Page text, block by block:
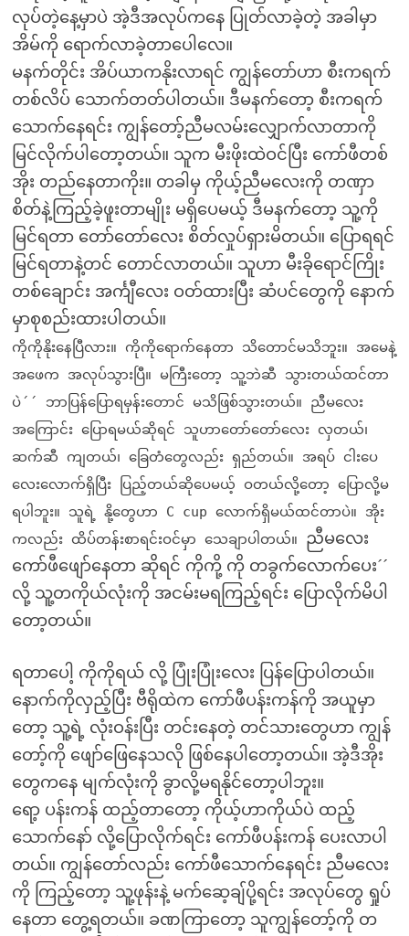
လုပ်တဲ့နေ့မှာပဲ အဲ့ဒီအလုပ်ကနေ ပြုတ်လာခဲ့တဲ့ အခါမှာ
အိမ်ကို ရောက်လာခဲ့တာပေါလေ။
မနက်တိုင်း အိပ်ယာကနိုးလာရင် ကျွန်တော်ဟာ စီးကရက်
တစ်လိပ် သောက်တတ်ပါတယ်။ ဒီမနက်တော့ စီးကရက်
သောက်နေရင်း ကျွန်တော့်ညီမလမ်းလျှောက်လာတာကို
မြင်လိုက်ပါတော့တယ်။ သူက မီးဖိုးထဲဝင်ပြီး ကော်ဖီတစ်
အိုး တည်နေတာကိုး။ တခါမှ ကိုယ့်ညီမလေးကို တဏှာ
စိတ်နဲ့ကြည့်ခဲ့ဖူးတာမျိုး မရှိပေမယ့် ဒီမနက်တော့ သူ့ကို
မြင်ရတာ တော်တော်လေး စိတ်လှုပ်ရှားမိတယ်။ ပြောရရင်
မြင်ရတာနဲ့တင် တောင်လာတယ်။ သူဟာ မီးခိုရောင်ကြိုး
တစ်ချောင်း အင်္ကျီလေး ဝတ်ထားပြီး ဆံပင်တွေကို နောက်
မှာစုစည်းထားပါတယ်။
ကိုကိုနိုးနေပြီလား။ ကိုကိုရောက်နေတာ သိတောင်မသိဘူး။ အမေနဲ့
အဖေက အလုပ်သွားပြီ။ မကြီးတော့ သူ့ဘဲဆီ သွားတယ်ထင်တာ
ပဲ´´ ဘာပြန်ပြောရမှန်းတောင် မသိဖြစ်သွားတယ်။ ညီမလေး
အကြောင်း ပြောရမယ်ဆိုရင် သူဟာတော်တော်လေး လှတယ်၊
ဆက်ဆီ ကျတယ်၊ ခြေတံတွေလည်း ရှည်တယ်။ အရပ် ငါးပေ
လေးလောက်ရှိပြီး ပြည့်တယ်ဆိုပေမယ့် ဝတယ်လို့တော့ ပြောလို့မ
ရပါဘူး။ သူရဲ့ နို့တွေဟာ C cup လောက်ရှိမယ်ထင်တာပဲ။ အိုး
ကလည်း ထိပ်တန်းစာရင်းဝင်မှာ သေချာပါတယ်။ ညီမလေး
ကော်ဖီဖျော်နေတာ ဆိုရင် ကိုကို့ ကို တခွက်လောက်ပေး´´
လို့ သူ့တကိုယ်လုံးကို အငမ်းမရကြည့်ရင်း ပြောလိုက်မိပါ
တော့တယ်။
ရတာပေါ့ ကိုကိုရယ် လို့ ပြုံးပြုံးလေး ပြန်ပြောပါတယ်။
နောက်ကိုလှည့်ပြီး ဗီရိုထဲက ကော်ဖီပန်းကန်ကို အယူမှာ
တော့ သူ့ရဲ့ လုံးဝန်းပြီး တင်းနေတဲ့ တင်သားတွေဟာ ကျွန်
တော့်ကို ဖျော်ဖြေနေသလို ဖြစ်နေပါတော့တယ်။ အဲ့ဒီအိုး
တွေကနေ မျက်လုံးကို ခွာလို့မရနိုင်တော့ပါဘူး။
ရော့ ပန်းကန် ထည့်တာတော့ ကိုယ့်ဟာကိုယ်ပဲ ထည့်
သောက်နော် လို့ပြောလိုက်ရင်း ကော်ဖီပန်းကန် ပေးလာပါ
တယ်။ ကျွန်တော်လည်း ကော်ဖီသောက်နေရင်း ညီမလေး
ကို ကြည့်တော့ သူ့ဖုန်းနဲ့ မက်ဆေ့ချ်ပို့ရင်း အလုပ်တွေ ရှုပ်
နေတာ တွေ့ရတယ်။ ခဏကြာတော့ သူကျွန်တော့်ကို တ